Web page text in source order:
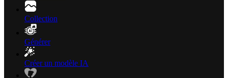
Collection
Générer
Créer un modèle IA